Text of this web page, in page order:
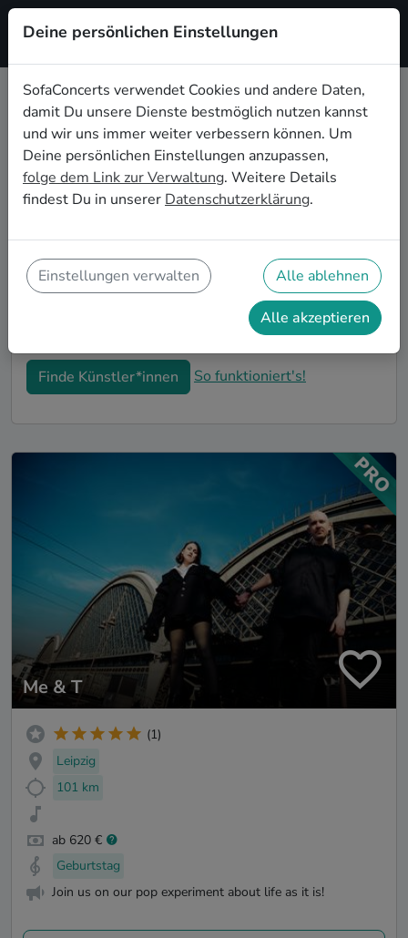
Registrieren
Experimentelle Live-Musik für den
60. Geburtstag in Magdeburg
Schon wieder ist ein Jahrzehnt vergangen und Dein
nächster runder Geburtstag steht an? Ein Konzert ist
auf eine ganz besondere Art und Weise zu feiern. Ob
kleine Gartenparty oder Feier mit der ganzen
Nachbarschaft: Auf SofaConcerts findest Du tolle
Experimentelle Live-Acts, die perfekt zu Deiner 60.
Geburtstagsfeier in Magdeburg passen.
Finde Künstler*innen So funktioniert's!
Me & T
(1)
Leipzig
101 km
ab 620 €
Geburtstag
Join us on our pop experiment about life as it is!
Deine persönlichen Einstellungen
SofaConcerts verwendet Cookies und andere Daten,
damit Du unsere Dienste bestmöglich nutzen kannst
und wir uns immer weiter verbessern können. Um
Deine persönlichen Einstellungen anzupassen,
folge dem Link zur Verwaltung. Weitere Details
findest Du in unserer Datenschutzerklärung.
Einstellungen verwalten Alle ablehnen
Alle akzeptieren